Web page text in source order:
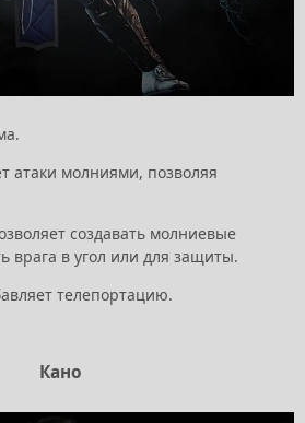
атаки молниями, позволяя
создавать молниевые
врага в угол или для защиты.
телепортацию.
Кано